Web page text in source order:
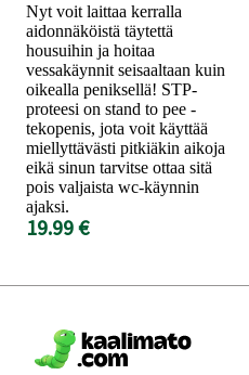
Nyt voit laittaa kerralla
aidonnäköistä täytettä
housuihin ja hoitaa
vessakäynnit seisaaltaan kuin
oikealla peniksellä! STP-
proteesi on stand to pee -
tekopenis, jota voit käyttää
miellyttävästi pitkiäkin aikoja
eikä sinun tarvitse ottaa sitä
pois valjaista wc-käynnin
ajaksi.
19.99 €